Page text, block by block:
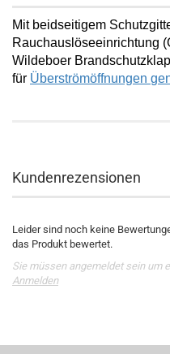
Mit beidseitigem
Rauchauslöseeinrichtung
Wildeboer
für Überströmöffnungen
Kundenrezensionen
Leider sind noch keine
das Produkt bewertet.
Sie müssen angemeldet sein um
Anmelden